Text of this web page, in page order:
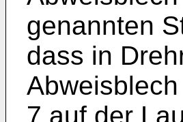
genannten
dass in
7 auf der